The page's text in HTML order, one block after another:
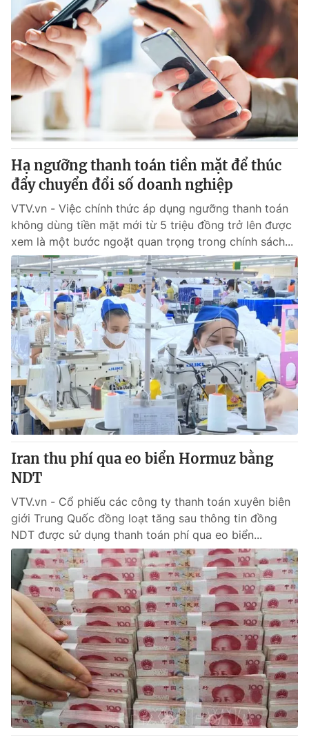
® Cấm sao chép dưới mọi hình thức nếu không có sự chấp
thuận bằng văn bản. Ghi rõ nguồn VTV.vn khi phát hành lại
thông tin từ website này.
Hạ ngưỡng thanh toán tiền mặt để thúc
đẩy chuyển đổi số doanh nghiệp
VTV.vn - Việc chính thức áp dụng ngưỡng thanh toán
không dùng tiền mặt mới từ 5 triệu đồng trở lên được
xem là một bước ngoặt quan trọng trong chính sách...
Iran thu phí qua eo biển Hormuz bằng
NDT
VTV.vn - Cổ phiếu các công ty thanh toán xuyên biên
giới Trung Quốc đồng loạt tăng sau thông tin đồng
NDT được sử dụng thanh toán phí qua eo biển...